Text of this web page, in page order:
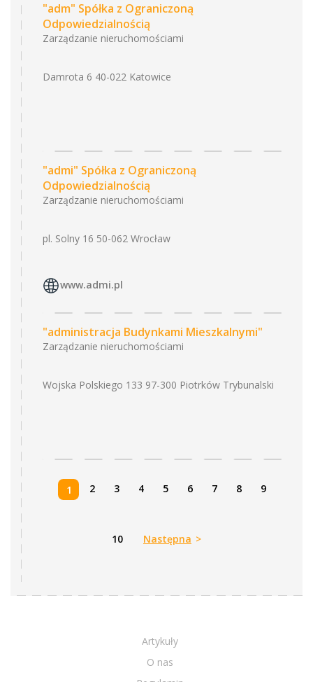
"adm" Spółka z Ograniczoną
Odpowiedzialnością
Zarządzanie nieruchomościami
Damrota 6 40-022 Katowice
"admi" Spółka z Ograniczoną
Odpowiedzialnością
Zarządzanie nieruchomościami
pl. Solny 16 50-062 Wrocław
www.admi.pl
"administracja Budynkami Mieszkalnymi"
Zarządzanie nieruchomościami
Wojska Polskiego 133 97-300 Piotrków Trybunalski
1 2 3 4 5 6 7 8 9
10 Następna >
Artykuły
O nas